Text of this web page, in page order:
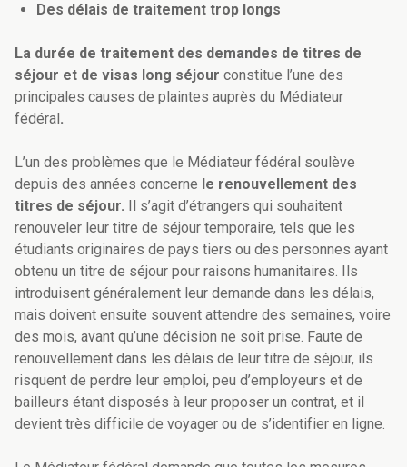
Des délais de traitement trop longs
La durée de traitement des demandes de titres de
séjour et de visas long séjour constitue l’une des
principales causes de plaintes auprès du Médiateur
fédéral .
L’un des problèmes que le Médiateur fédéral soulève
depuis des années concerne le renouvellement des
titres de séjour.
Il s’agit d’étrangers qui souhaitent
renouveler leur titre de séjour temporaire, tels que les
étudiants originaires de pays tiers ou des personnes ayant
obtenu un titre de séjour pour raisons humanitaires. Ils
introduisent généralement leur demande dans les délais,
mais doivent ensuite souvent attendre des semaines, voire
des mois, avant qu’une décision ne soit prise. Faute de
renouvellement dans les délais de leur titre de séjour, ils
risquent de perdre leur emploi, peu d’employeurs et de
bailleurs étant disposés à leur proposer un contrat, et il
devient très difficile de voyager ou de s’identifier en ligne.